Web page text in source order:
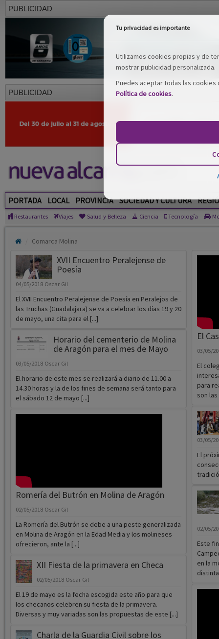
PUBLICIDAD
PUBLICIDAD
PORTADA LOCAL PROVINCIA SOCIEDAD Y CULTURA
Restaurantes Viajes Salud y Belleza Ciencia Tecnología
Comarca Molina
XVII Encuentro Peralejense de
Poesía
04/05/2018 Oscar Gil
El XVII Encuentro Peralejense de Poesía en Peralejos de
las Truchas (Guadalajara) se va a celebrar los días 19 y 20
de mayo, una cita para el [...]
Horario del cementerio de Molina
de Aragón para el mes de Mayo
03/05/2018 Oscar Gil
El horario de este mes se realizará a diario de 11.00 a
14.30 horas y la de los fines de semana será tanto para
el sábado 12 de mayo [...]
Romería del Butrón en Molina de Aragón
02/05/2018 Oscar Gil
La Romería del Butrón se debe a una peste generalizada
en Molina de Aragón en la Edad Media y los molineses
ofrecieron, ante la [...]
XII Fiesta de la primavera en Checa
02/05/2018 Oscar Gil
El 19 de mayo es la fecha escogida este año para que
los checanos celebren su fiesta de la primavera.
Diversas y muy variadas son las propuestas de este [...]
Charla de la Guardia Civil sobre los
El
03/05/
El
para
son las
03/05/
El
02/05/
Este
en la
Tu privacidad es importante
Utilizamos cookies propias y de
mostrar publicidad personalizada.
Puedes aceptar todas las
Política de cookies.